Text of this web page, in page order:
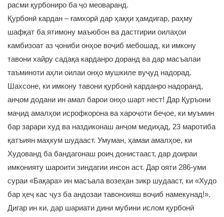
расми қурбониро ба ҷо меоваранд.
Қурбонӣ кардан – ғамхорӣ дар ҳаққи ҳамдигар, раҳму
шафқат ба ятимону маъюбон ва дастгирии оилаҳои
камбизоат аз ҷониби онҳое воҷиб мебошад, ки имкону
тавони хайру садақа карданро доранд ва дар масъалаи
таъминоти аҳли оилаи онҳо мушкиле вуҷуд надорад.
Шахсоне, ки имкону тавони қурбонӣ карданро надоранд,
анҷом додани ин амал барои онҳо шарт нест! Дар Қуръони
маҷид амалҳои исрофкорона ва хароҷоти беҷое, ки муъмин
бар зарари худ ва наздиконаш анҷом медиҳад, 23 маротиба
қатъиян маҳкум шудааст. Умуман, ҳамаи амалҳое, ки
Худованд ба бандагонаш роиҷ донистааст, дар доираи
имконияту шароити зиндагии инсон аст. Дар ояти 286-уми
сураи «Бақара» ин масъала возеҳан зикр шудааст, ки «Худо
бар ҳеҷ кас ҷуз ба андозаи тавоноияш воҷиб намекунад!».
Дигар ин ки, дар шариати дини мубини ислом қурбонӣ